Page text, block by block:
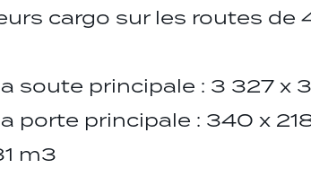
cargo sur les routes de
soute principale : 3 327 x
porte principale : 340 x
m3